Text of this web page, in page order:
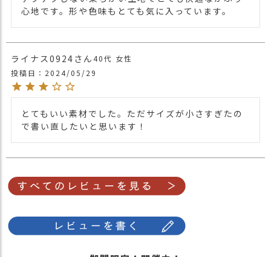
心地です。形や色味もとても気に入っています。
ライナス0924 40代 女性
投稿日
2024/05/29
とてもいい素材でした。ただサイズが小さすぎたの
で書い直したいと思います！